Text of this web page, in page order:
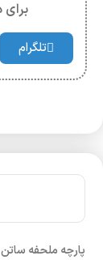
برای
تلگرام
پارچه ملحفه ساتن نخ عرض 2.5 متر و رنگ ثابت